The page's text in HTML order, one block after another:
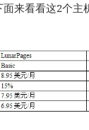
来看看这2个主